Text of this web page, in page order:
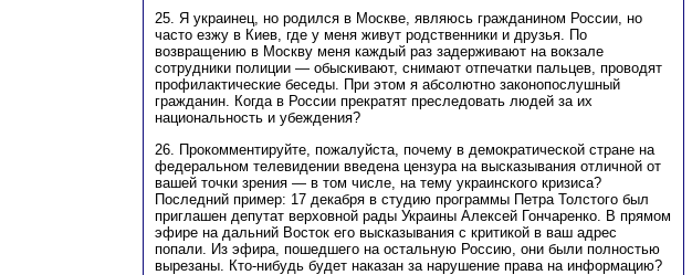
25. Я украинец, но родился в Москве, являюсь гражданином России, но
часто езжу в Киев, где у меня живут родственники и друзья. По
возвращению в Москву меня каждый раз задерживают на вокзале
сотрудники полиции — обыскивают, снимают отпечатки пальцев, проводят
профилактические беседы. При этом я абсолютно законопослушный
гражданин. Когда в России прекратят преследовать людей за их
национальность и убеждения?
26. Прокомментируйте, пожалуйста, почему в демократической стране на
федеральном телевидении введена цензура на высказывания отличной от
вашей точки зрения — в том числе, на тему украинского кризиса?
Последний пример: 17 декабря в студию программы Петра Толстого был
приглашен депутат верховной рады Украины Алексей Гончаренко. В прямом
эфире на дальний Восток его высказывания с критикой в ваш адрес
попали. Из эфира, пошедшего на остальную Россию, они были полностью
вырезаны. Кто-нибудь будет наказан за нарушение права на информацию?